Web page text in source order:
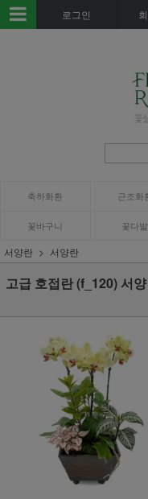
로그인
축하화환 근조화
꽃바구니 꽃다발
서양란 서양란
고급 호접란 (f_120) 서